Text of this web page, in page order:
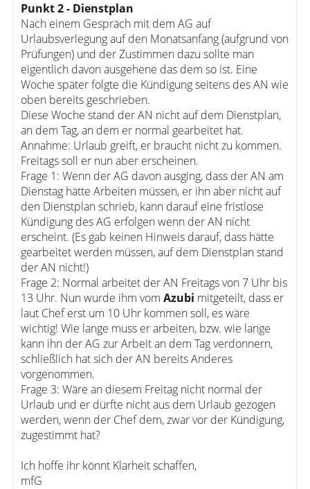
Punkt 2 - Dienstplan
Nach einem Gespräch mit dem AG auf
Urlaubsverlegung auf den Monatsanfang (aufgrund von
Prüfungen) und der Zustimmen dazu sollte man
eigentlich davon ausgehene das dem so ist. Eine
Woche später folgte die Kündigung seitens des AN wie
oben bereits geschrieben.
Diese Woche stand der AN nicht auf dem Dienstplan,
an dem Tag, an dem er normal gearbeitet hat.
Annahme: Urlaub greift, er braucht nicht zu kommen.
Freitags soll er nun aber erscheinen.
Frage 1: Wenn der AG davon ausging, dass der AN am
Dienstag hätte Arbeiten müssen, er ihn aber nicht auf
den Dienstplan schrieb, kann darauf eine fristlose
Kündigung des AG erfolgen wenn der AN nicht
erscheint. (Es gab keinen Hinweis darauf, dass hätte
gearbeitet werden müssen, auf dem Dienstplan stand
der AN nicht!)
Frage 2: Normal arbeitet der AN Freitags von 7 Uhr bis
13 Uhr. Nun wurde ihm vom Azubi mitgeteilt, dass er
laut Chef erst um 10 Uhr kommen soll, es wäre
wichtig! Wie lange muss er arbeiten, bzw. wie lange
kann ihn der AG zur Arbeit an dem Tag verdonnern,
schließlich hat sich der AN bereits Anderes
vorgenommen.
Frage 3: Wäre an diesem Freitag nicht normal der
Urlaub und er dürfte nicht aus dem Urlaub gezogen
werden, wenn der Chef dem, zwar vor der Kündigung,
zugestimmt hat?
Ich hoffe ihr könnt Klarheit schaffen,
mfG